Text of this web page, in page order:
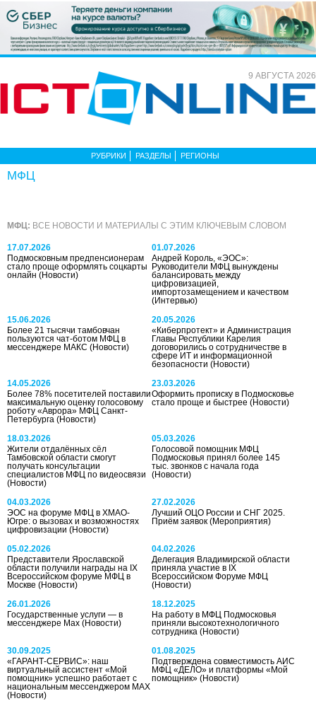
9 АВГУСТА 2026
РУБРИКИ РАЗДЕЛЫ РЕГИОНЫ
МФЦ
МФЦ: ВСЕ НОВОСТИ И МАТЕРИАЛЫ С ЭТИМ КЛЮЧЕВЫМ СЛОВОМ
17.07.2026
Подмосковным предпенсионерам
стало проще оформлять соцкарты
онлайн (Новости)
01.07.2026
Андрей Король, «ЭОС»:
Руководители МФЦ вынуждены
балансировать между
цифровизацией,
импортозамещением и качеством
(Интервью)
15.06.2026
Более 21 тысячи тамбовчан
пользуются чат-ботом МФЦ в
мессенджере МАКС (Новости)
20.05.2026
«Киберпротект» и Администрация
Главы Республики Карелия
договорились о сотрудничестве в
сфере ИТ и информационной
безопасности(Новости)
14.05.2026
Более 78% посетителей поставили
максимальную оценку голосовому
роботу «Аврора» МФЦ Санкт-
Петербурга (Новости)
23.03.2026
Оформить прописку в Подмосковье
стало проще и быстрее(Новости)
18.03.2026
Жители отдалённых сёл
Тамбовской области смогут
получать консультации
специалистов МФЦ по видеосвязи
(Новости)
05.03.2026
Голосовой помощник МФЦ
Подмосковья принял более 145
тыс. звонков с начала года
(Новости)
04.03.2026
ЭОС на форуме МФЦ в ХМАО-
Югре: о вызовах и возможностях
цифровизации (Новости)
27.02.2026
Лучший ОЦО России и СНГ 2025.
Приём заявок(Мероприятия)
05.02.2026
Представители Ярославской
области получили награды на IX
Всероссийском форуме МФЦ в
Москве (Новости)
04.02.2026
Делегация Владимирской области
приняла участие в IX
Всероссийском Форуме МФЦ
(Новости)
26.01.2026
Государственные услуги — в
мессенджере Мах (Новости)
18.12.2025
На работу в МФЦ Подмосковья
приняли высокотехнологичного
сотрудника(Новости)
30.09.2025
«ГАРАНТ-СЕРВИС»: наш
виртуальный ассистент «Мой
помощник» успешно работает с
национальным мессенджером МАХ
(Новости)
01.08.2025
Подтверждена совместимость АИС
МФЦ «ДЕЛО» и платформы «Мой
помощник»(Новости)